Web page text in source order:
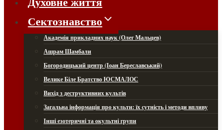
Сектознавство
Академія прикладних наук (Олег Мальцев)
Ашрам Шамбали
Богородицький центр (Іоан Береславський)
Велике Біле Братство ЮСМАЛОС
Вихід з деструктивних культів
Загальна інформація про культи: їх сутність і методи впливу
Інші езотеричні та окультні групи